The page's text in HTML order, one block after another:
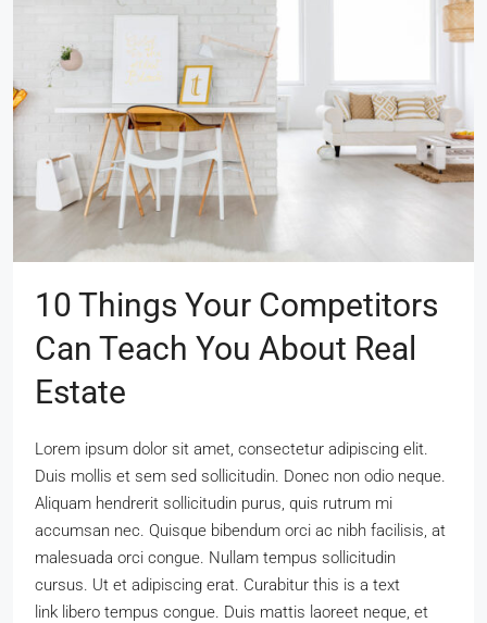
10 Things Your Competitors
Can Teach You About Real
Estate
Lorem ipsum dolor sit amet, consectetur adipiscing elit.
Duis mollis et sem sed sollicitudin. Donec non odio neque.
Aliquam hendrerit sollicitudin purus, quis rutrum mi
accumsan nec. Quisque bibendum orci ac nibh facilisis, at
malesuada orci congue. Nullam tempus sollicitudin
cursus. Ut et adipiscing erat. Curabitur this is a text
link libero tempus congue. Duis mattis laoreet neque, et